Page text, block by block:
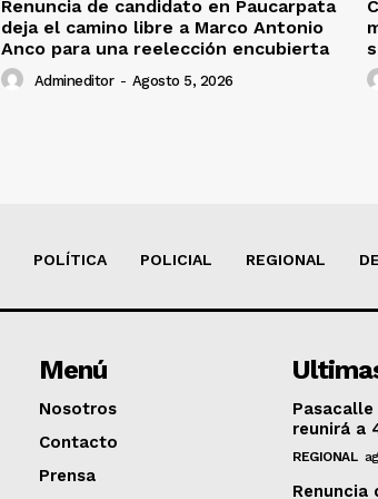
Renuncia de candidato en Paucarpata
deja el camino libre a Marco Antonio
Anco para una reelección encubierta
Admineditor - Agosto 5, 2026
POLÍTICA POLICIAL REGIONAL
Menú
Nosotros
Contacto
Prensa
reunirá a
REGIONAL